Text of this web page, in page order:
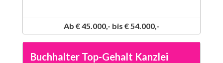
Ab € 45.000,- bis € 54.000,-
Buchhalter Top-Gehalt Kanzlei